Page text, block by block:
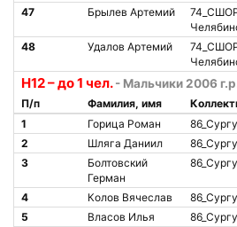
47 Брылев Артемий
48 Удалов Артемий
H12 – до 1 чел. - Мальчики 2006
П/п Фамилия, имя
1
Горица Роман
2
Шляга Даниил
3
Болтовский
Герман
4 Колов Вячеслав
5
Власов Илья